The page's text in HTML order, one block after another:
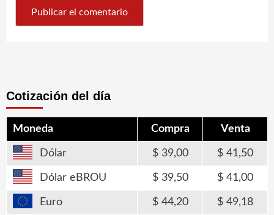
Cotización del día
Moneda Compra Venta
Dólar 39,00 41,50
Dólar eBROU 39,50 41,00
Euro 44,20 49,18